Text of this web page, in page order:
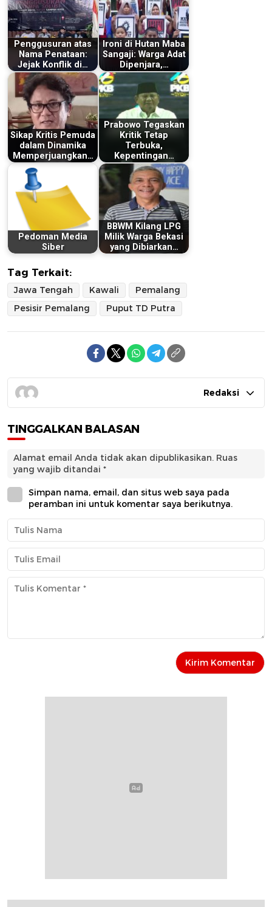
Penggusuran atas
Nama Penataan:
Jejak Konflik di…
Ironi di Hutan Maba
Sangaji: Warga Adat
Dipenjara,…
Sikap Kritis Pemuda
dalam Dinamika
Memperjuangkan…
Prabowo Tegaskan
Kritik Tetap
Terbuka,
Kepentingan…
Pedoman Media
Siber
BBWM Kilang LPG
Milik Warga Bekasi
yang Dibiarkan…
Tag Terkait:
Jawa Tengah Kawali
Pemalang
Pesisir Pemalang
Puput TD Putra
Redaksi
TINGGALKAN BALASAN
Alamat email Anda tidak akan dipublikasikan. Ruas
yang wajib ditandai *
Simpan nama, email, dan situs web saya pada
peramban ini untuk komentar saya berikutnya.